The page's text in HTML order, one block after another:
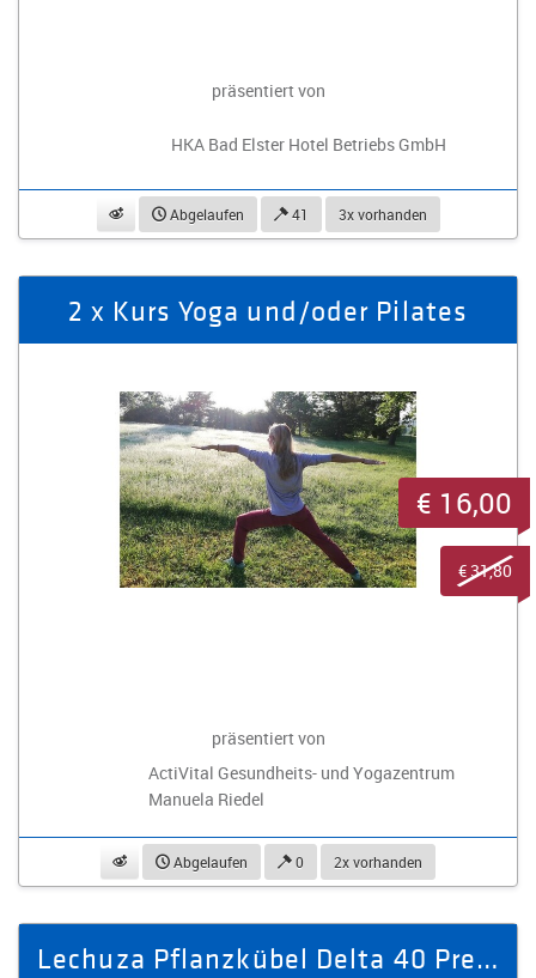
präsentiert von
HKA Bad Elster Hotel Betriebs GmbH
beobachtenAbgelaufen 41 3x vorhanden
2 x Kurs Yoga und/oder Pilates
präsentiert von
ActiVital Gesundheits- und Yogazentrum
Manuela Riedel
beobachtenAbgelaufen 0 2x vorhanden
€ 16,00
€ 31,80
Lechuza Pflanzkübel Delta 40 Premium weiß